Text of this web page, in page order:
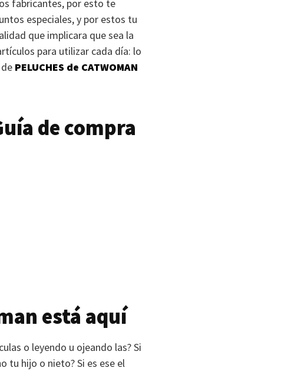
fabricantes, por esto te
especiales, y por estos tu
que implicara que sea la
para utilizar cada día: lo
PELUCHES de CATWOMAN
de compra
está aquí
o leyendo u ojeando las? Si
tu hijo o nieto? Si es ese el